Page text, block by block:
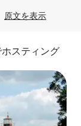
原文を表示
スティング